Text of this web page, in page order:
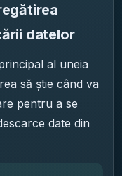
datelor
al uneia
să știe când va
pentru a se
date din